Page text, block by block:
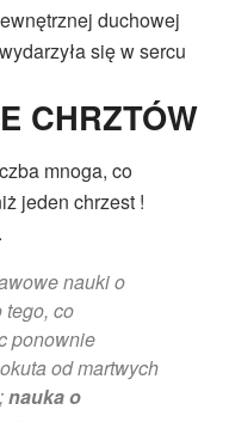
duchowej
się w sercu
CHRZTÓW
mnoga, co
jeden chrzest !
nauki o
tego, co
ponownie
od martwych
nauka o